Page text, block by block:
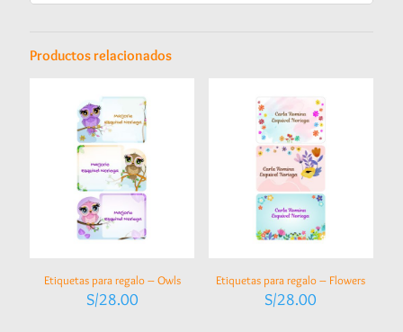
Productos relacionados
Etiquetas para regalo – Owls
S/28.00
Etiquetas para regalo – Flowers
S/28.00